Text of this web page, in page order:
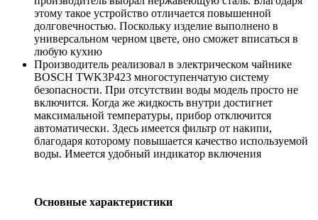
этому такое устройство отличается повышенной
долговечностью. Поскольку изделие выполнено в
универсальном черном цвете, оно сможет вписаться в
любую кухню
Производитель реализовал в электрическом чайнике
BOSCH TWK3P423 многоступенчатую систему
безопасности. При отсутствии воды модель просто не
включится. Когда же жидкость внутри достигнет
максимальной температуры, прибор отключится
автоматически. Здесь имеется фильтр от накипи,
благодаря которому повышается качество используемой
воды. Имеется удобный индикатор включения
Основные характеристики